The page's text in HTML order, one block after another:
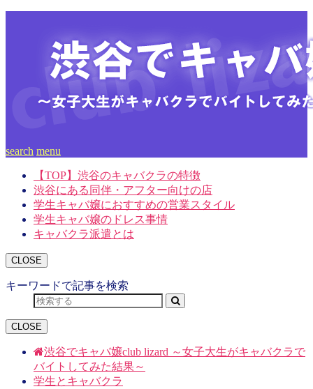
search menu
【TOP】渋谷のキャバクラの特徴
渋谷にある同伴・アフター向けの店
学生キャバ嬢におすすめの営業スタイル
学生キャバ嬢のドレス事情
キャバクラ派遣とは
CLOSE
キーワードで記事を検索
CLOSE
渋谷でキャバ嬢club lizard ～女子大生がキャバクラで
バイトしてみた結果～
学生とキャバクラ